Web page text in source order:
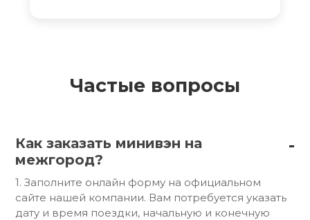
Частые вопросы
Как заказать минивэн на
межгород?
1. Заполните онлайн форму на официальном
сайте нашей компании. Вам потребуется указать
дату и время поездки, начальную и конечную